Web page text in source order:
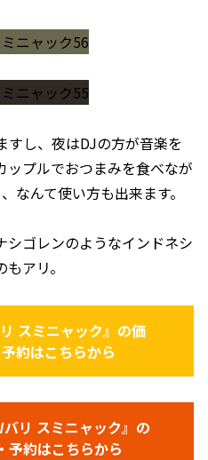
すし、夜はDJの方が音楽を
ップルでおつまみを食べなが
なんて使い方も出来ます。
シゴレンのようなインドネシ
アリ。
スミニャック』の価
約はこちらから
リ スミニャック』の
予約はこちらから